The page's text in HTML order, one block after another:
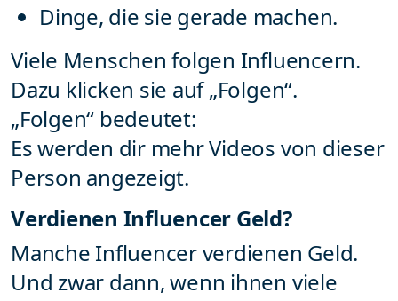
Dinge, die sie gerade machen.
Viele Menschen folgen Influencern.
Dazu klicken sie auf „Folgen“.
„Folgen“ bedeutet:
Es werden dir mehr Videos von dieser
Person angezeigt.
Verdienen Influencer Geld?
Manche Influencer verdienen Geld.
Und zwar dann, wenn ihnen viele